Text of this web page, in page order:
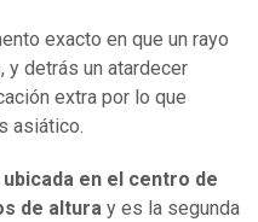
exacto en que un rayo
y detrás un atardecer
extra por lo que
asiático.
en el centro de
de altura y es la segunda